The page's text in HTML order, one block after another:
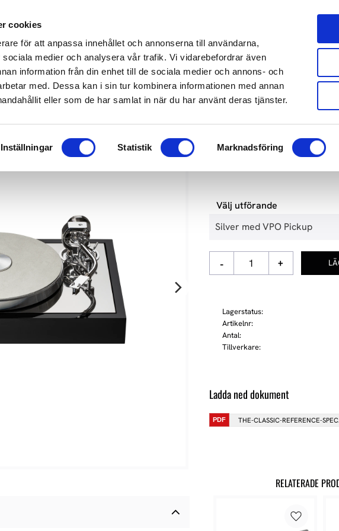
cookies
för att anpassa innehållet och annonserna till användarna,
medier och analysera vår trafik. Vi vidarebefordrar även
information från din enhet till de sociala medier och annons- och
med. Dessa kan i sin tur kombinera informationen med annan
eller som de har samlat in när du har använt deras tjänster.
Inställningar Statistik Marknadsföring
SKIVSPELARE STEREO HEMMABIO HÖGTALARE HIFI
Systems
PRO-JECT THE CLASSIC
Välj utförande
+
-
Lagerstatus
Artikelnr
Antal
Tillverkare
Ladda ned dokument
THE-CLASSIC-REFERENCE-
RELATERADE
Lägg till i